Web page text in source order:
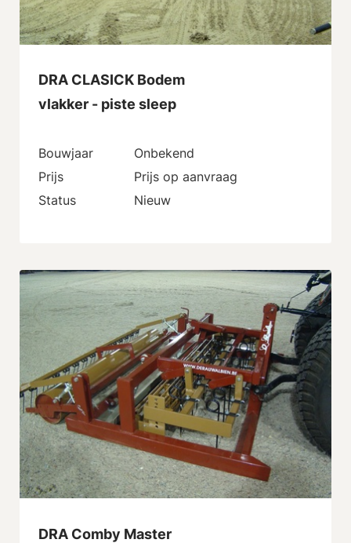
DRA CLASICK Bodem
vlakker - piste sleep
Bouwjaar
Onbekend
Prijs
Prijs op aanvraag
Status
Nieuw
DRA Comby Master